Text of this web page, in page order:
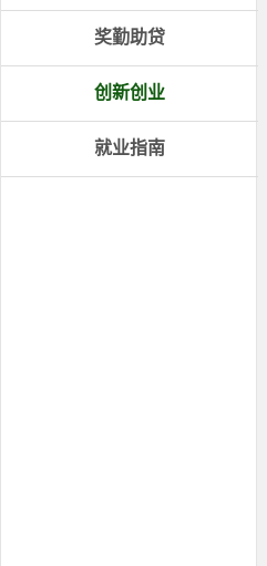
奖勤助贷
创新创业
就业指南